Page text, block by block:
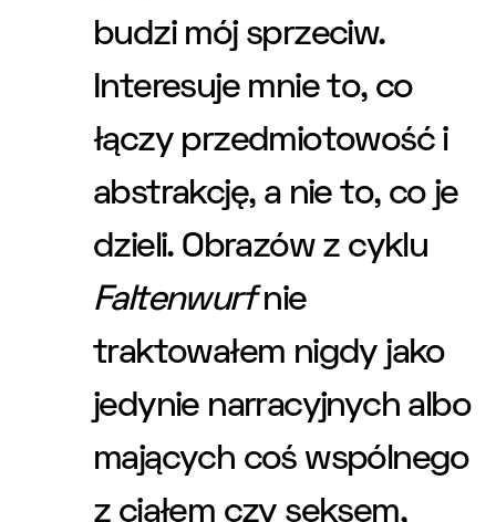
budzi mój sprzeciw.
Interesuje mnie to, co
łączy przedmiotowość i
abstrakcję, a nie to, co je
dzieli. Obrazów z cyklu
Faltenwurfnie
traktowałem nigdy jako
jedynie narracyjnych albo
mających coś wspólnego
z ciałem czy seksem,